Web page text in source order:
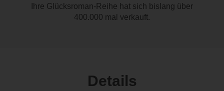
Ihre Glücksroman-Reihe hat sich bislang über
400.000 mal verkauft.
Details